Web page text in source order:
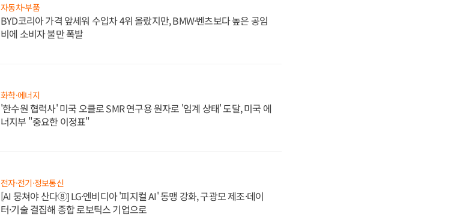
자동차·부품
BYD코리아 가격 앞세워 수입차 4위 올랐지만, BMW·벤츠보다 높은 공임
비에 소비자 불만 폭발
화학·에너지
'한수원 협력사' 미국 오클로 SMR 연구용 원자로 '임계 상태' 도달, 미국 에
너지부 "중요한 이정표"
전자·전기·정보통신
[AI 뭉쳐야 산다⑧] LG·엔비디아 '피지컬 AI' 동맹 강화, 구광모 제조·데이
터·기술 결집해 종합 로보틱스 기업으로